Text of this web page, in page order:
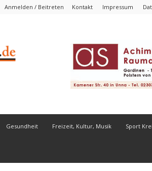
Anmelden / Beitreten Kontakt Impressum
Gesundheit Freizeit, Kultur, Musik Sport